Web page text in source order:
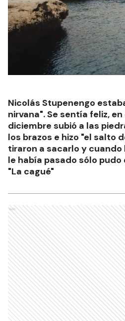
Nicolás Stupenengo
nirvana". Se sentía feliz, en
diciembre subió a las
los brazos e hizo "el salto
tiraron a sacarlo y
le había pasado sólo
"La cagué"
Ads